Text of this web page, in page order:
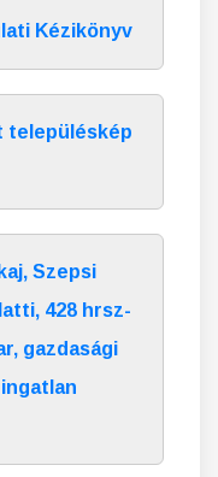
Kézikönyv
településkép
Szepsi
428 hrsz-
gazdasági